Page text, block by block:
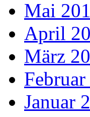
Mai
April
März
Februar
Januar